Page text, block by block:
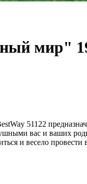
мир"
51122
вас и ваших
и весело